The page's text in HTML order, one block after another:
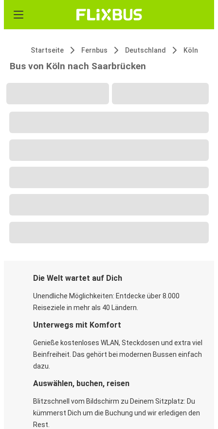
Startseite Fernbus Deutschland Köln
Bus von Köln nach Saarbrücken
Die Welt wartet auf Dich
Unendliche Möglichkeiten: Entdecke über 8.000
Reiseziele in mehr als 40 Ländern.
Unterwegs mit Komfort
Genieße kostenloses WLAN, Steckdosen und extra viel
Beinfreiheit. Das gehört bei modernen Bussen einfach
dazu.
Auswählen, buchen, reisen
Blitzschnell vom Bildschirm zu Deinem Sitzplatz: Du
kümmerst Dich um die Buchung und wir erledigen den
Rest.